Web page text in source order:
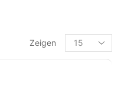
Zeigen